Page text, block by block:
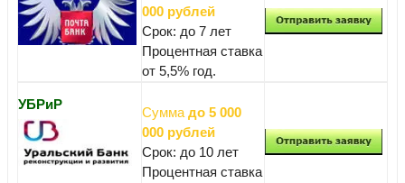
000 рублей
Срок: до 7 лет
Процентная ставка
от 5,5% год.
УБРиР
Сумма до 5 000
000 рублей
Срок: до 10 лет
Процентная ставка